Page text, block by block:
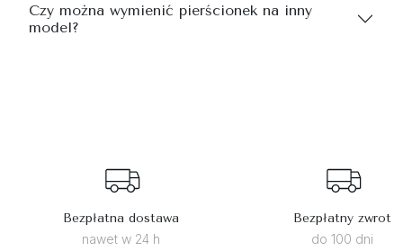
Czy można wymienić pierścionek na inny
model?
Bezpłatna dostawa
nawet w 24 h
Bezpłatny zwrot
do 100 dni